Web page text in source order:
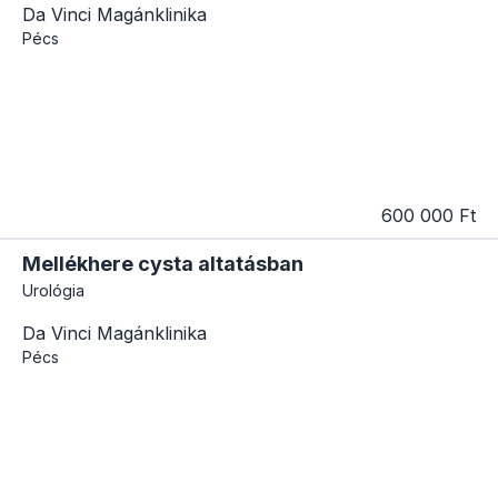
Da Vinci Magánklinika
Pécs
600 000 Ft
Mellékhere cysta altatásban
Urológia
Da Vinci Magánklinika
Pécs